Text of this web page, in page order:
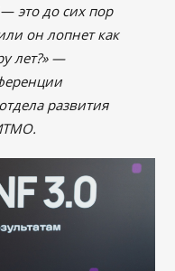
— это до сих пор
он лопнет как
лет?» —
развития